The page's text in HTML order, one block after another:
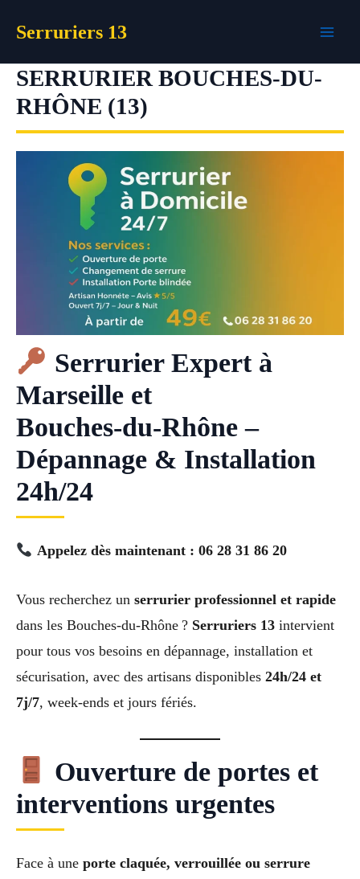
Serruriers 13
SERRURIER BOUCHES-DU-
RHÔNE (13)
Serrurier Expert à
Marseille et
Bouches‑du‑Rhône –
Dépannage & Installation
24h/24
Appelez dès maintenant : 06 28 31 86 20
Vous recherchez un serrurier professionnel et rapide
dans les Bouches‑du‑Rhône ? Serruriers 13 intervient
pour tous vos besoins en dépannage, installation et
sécurisation, avec des artisans disponibles 24h/24 et
7j/7, week-ends et jours fériés.
Ouverture de portes et
interventions urgentes
Face à une porte claquée, verrouillée ou serrure